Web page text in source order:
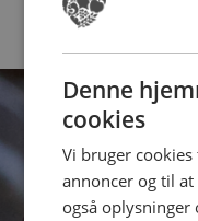
Book
I dag
Denne
cookies
Vi bruger
annoncer og til
også